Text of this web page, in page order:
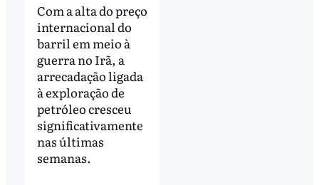
Com a alta do preço
internacional do
barril em meio à
guerra no Irã, a
arrecadação ligada
à exploração de
petróleo cresceu
significativamente
nas últimas
semanas.